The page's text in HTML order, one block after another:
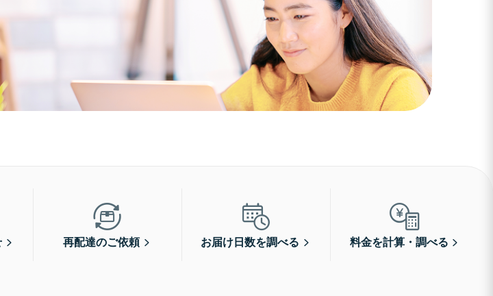
再配達のご依頼 お届け日数を調べる 料金を計算・調べる